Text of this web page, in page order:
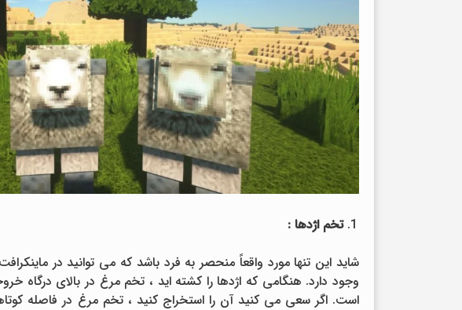
تخم اژدها :
شاید این تنها مورد واقعاً منحصر به فرد باشد که می توانید در
وجود دارد. هنگامی که اژدها را کشته اید ، تخم مرغ در بالای
است. اگر سعی می کنید آن را استخراج کنید ، تخم مرغ در فاصله